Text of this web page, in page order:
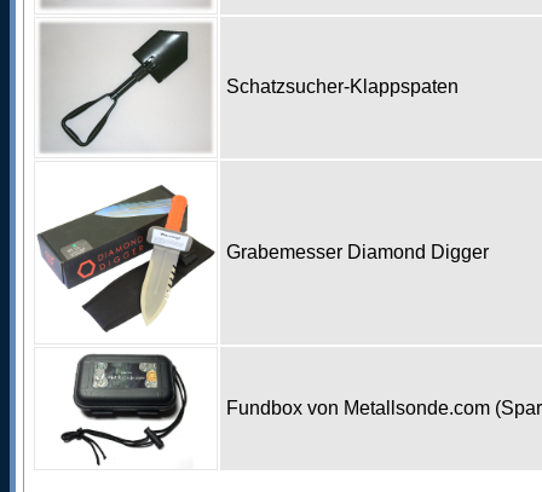
Schatzsucher-Klappspaten
Grabemesser Diamond Digger
Fundbox von Metallsonde.com